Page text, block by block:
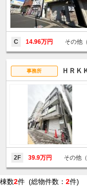
C 14.96万円 その他
事務所 ＨＲＫ
2F 39.9万円 その他
棟数2件 (総物件数： 2件)